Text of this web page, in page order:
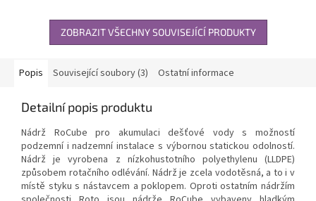
ZOBRAZIT VŠECHNY SOUVISEJÍCÍ PRODUKTY
Popis Související soubory (3) Ostatní informace
Detailní popis produktu
Nádrž RoCube pro akumulaci dešťové vody s možností
podzemní i nadzemní instalace s výbornou statickou odolností.
Nádrž je vyrobena z nízkohustotního polyethylenu (LLDPE)
způsobem rotačního odlévání. Nádrž je zcela vodotěsná, a to i v
místě styku s nástavcem a poklopem. Oproti ostatním nádržím